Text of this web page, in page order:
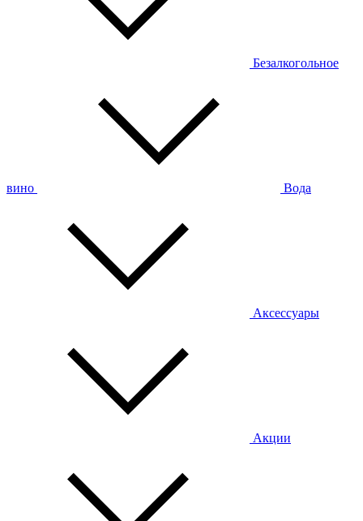
Безалкогольное
вино Вода
Аксессуары
Акции